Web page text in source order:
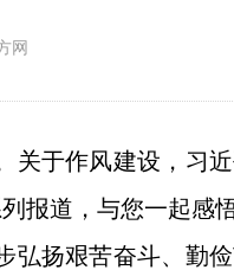
网
于作风建设，习
报道，与您一起感
扬艰苦奋斗、勤